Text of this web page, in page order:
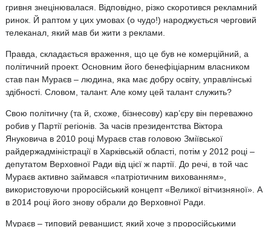
гривня знецінювалася. Відповідно, різко скоротився рекламний
ринок. Й раптом у цих умовах (о чудо!) народжується черговий
телеканал, який мав би жити з реклами.
Правда, складається враження, що це був не комерційний, а
політичний проект. Основним його бенефіціарним власником
став пан Мураєв – людина, яка має добру освіту, управлінські
здібності. Словом, талант. Але кому цей талант служить?
Свою політичну (та й, схоже, бізнесову) кар’єру він переважно
робив у Партії регіонів. За часів президентства Віктора
Януковича в 2010 році Мураєв став головою Зміївської
райдержадміністрації в Харківській області, потім у 2012 році –
депутатом Верховної Ради від цієї ж партії. До речі, в той час
Мураєв активно займався «патріотичним вихованням»,
використовуючи проросійський концепт «Великої вітчизняної». А
в 2014 році його знову обрали до Верховної Ради.
Мураєв – типовий реваншист, який хоче з проросійськими